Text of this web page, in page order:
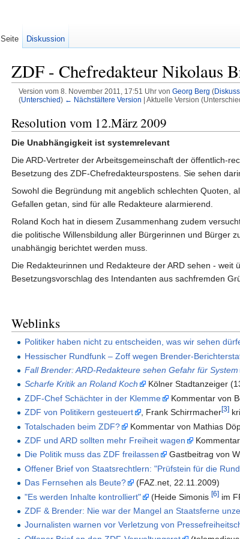
ZDF - Chefredakteur Nikolaus
Version vom 8. November 2011, 17:51 Uhr von Georg Berg (
(Unterschied) ← Nächstältere Version | Aktuelle Version
Resolution vom 12.März 2009
Die Unabhängigkeit ist systemrelevant
Die ARD-Vertreter der Arbeitsgemeinschaft der öffentlich-
Besetzung des ZDF-Chefredakteurspostens. Sie sehen
Sowohl die Begründung mit angeblich schlechten Quoten,
Gefallen getan, sind für alle Redakteure alarmierend.
Roland Koch hat in diesem Zusammenhang zudem
die politische Willensbildung aller Bürgerinnen und Bürger
unabhängig berichtet werden muss.
Die Redakteurinnen und Redakteure der ARD sehen -
Besetzungsvorschlag des Intendanten aus sachfremden
Weblinks
Politiker haben nicht zu entscheiden, was wir sehen
Hessischer Rundfunk – Zoff wegen Brender-
Fall Brender: ARD-Redakteure sehen Gefahr für System
Scharfe Kritik an Roland Koch
Kölner Stadtanzeiger
ZDF-Chef Schächter in der Klemme
Kommentar von
ZDF von Politikern gesteuert
, Frank Schirrmacher[3]
Totalschaden beim ZDF?
Kommentar von Mathias
ZDF und ARD sollten mehr Freiheit wagen
Die Politik muss das ZDF freilassen
Gastbeitrag von
Offener Brief von Staatsrechtlern: "Prüfstein für die
Das Fernsehen als Beute?
(FAZ.net, 22.11.2009)
"Es werden Inhalte kontrolliert"
(Heide Simonis[6] im
ZDF & Brender: Nie war der Mangel an Staatsferne
Journalisten warnen vor Verletzung von
Seite Diskussion